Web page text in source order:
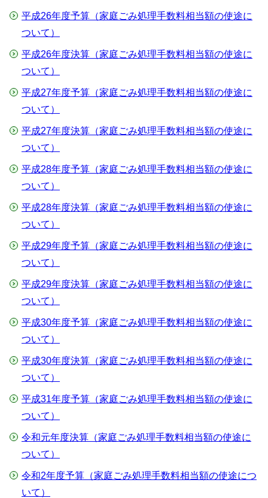
平成26年度予算（家庭ごみ処理手数料相当額の使途に
ついて）
平成26年度決算（家庭ごみ処理手数料相当額の使途に
ついて）
平成27年度予算（家庭ごみ処理手数料相当額の使途に
ついて）
平成27年度決算（家庭ごみ処理手数料相当額の使途に
ついて）
平成28年度予算（家庭ごみ処理手数料相当額の使途に
ついて）
平成28年度決算（家庭ごみ処理手数料相当額の使途に
ついて）
平成29年度予算（家庭ごみ処理手数料相当額の使途に
ついて）
平成29年度決算（家庭ごみ処理手数料相当額の使途に
ついて）
平成30年度予算（家庭ごみ処理手数料相当額の使途に
ついて）
平成30年度決算（家庭ごみ処理手数料相当額の使途に
ついて）
平成31年度予算（家庭ごみ処理手数料相当額の使途に
ついて）
令和元年度決算（家庭ごみ処理手数料相当額の使途に
ついて）
令和2年度予算（家庭ごみ処理手数料相当額の使途につ
いて）